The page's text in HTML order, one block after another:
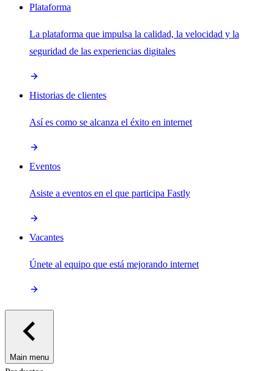
Plataforma
La plataforma que impulsa la calidad, la velocidad y la
seguridad de las experiencias digitales
Historias de clientes
Así es como se alcanza el éxito en internet
Eventos
Asiste a eventos en el que participa Fastly
Vacantes
Únete al equipo que está mejorando internet
Main menu